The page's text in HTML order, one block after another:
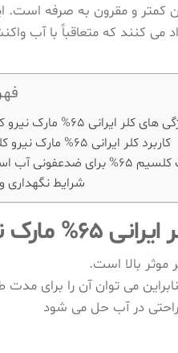
آن کمتر و مقرون به صرفه
می کنند که متعاقباً با آب
کلر ایرانی 65% مارک نیرو کلر و پارس کلر
کاربرد کلر ایرانی 65% مارک نیرو کلر و پارس کلر
استفاده کنیم؟
شرایط نگهداری
کلر و پارس کلر
موثر بالا است.
می توان آن را برای مدت
راحتی در آب حل می شود